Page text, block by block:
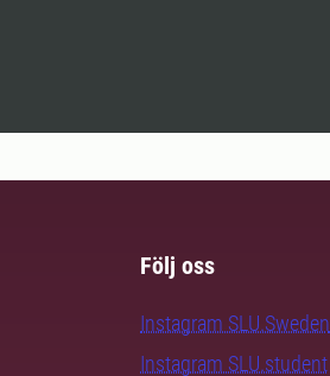
Följ oss
Instagram SLU.Sweden
Instagram SLU.student